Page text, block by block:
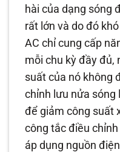
hài của dạng sóng
rất lớn và do đó
AC chỉ cung cấp
mỗi chu kỳ đầy đủ,
suất của nó không
chỉnh lưu nửa sóng
để giảm công suất
công tắc điều
áp dụng nguồn